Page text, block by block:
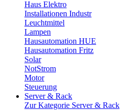
Haus Elektro
Installationen Industr
Leuchtmittel
Lampen
Hausautomation HUE
Hausautomation Fritz
Solar
NotStrom
Motor
Steuerung
Server & Rack
Zur Kategorie Server & Rack